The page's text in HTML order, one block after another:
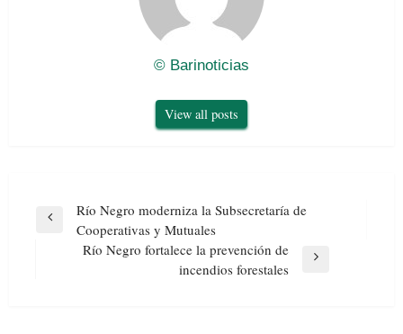
© Barinoticias
View all posts
Navegación
entradas
Previous
Río Negro moderniza la Subsecretaría de
Cooperativas y Mutuales
Río Negro fortalece la prevención de
incendios forestales